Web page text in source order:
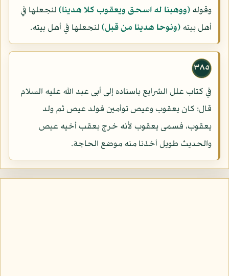
وقوله (ووهبنا له اسحق ويعقوب كلا هدينا) لنجعلها في
أهل بيته (ونوحا هدينا من قبل) لنجعلها في أهل بيته.
٣٨٥
في كتاب علل الشرايع باسناده إلى أبى عبد الله عليه السلام
قال: كان يعقوب وعيص توأمين فولد عيص ثم ولد
يعقوب، فسمى يعقوب لأنه خرج بعقب أخيه عيص
والحديث طويل أخذنا منه موضع الحاجة.